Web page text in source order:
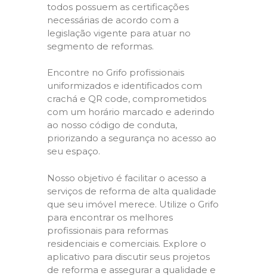
todos possuem as certificações
necessárias de acordo com a
legislação vigente para atuar no
segmento de reformas.
Encontre no Grifo profissionais
uniformizados e identificados com
crachá e QR code, comprometidos
com um horário marcado e aderindo
ao nosso código de conduta,
priorizando a segurança no acesso ao
seu espaço.
Nosso objetivo é facilitar o acesso a
serviços de reforma de alta qualidade
que seu imóvel merece. Utilize o Grifo
para encontrar os melhores
profissionais para reformas
residenciais e comerciais. Explore o
aplicativo para discutir seus projetos
de reforma e assegurar a qualidade e